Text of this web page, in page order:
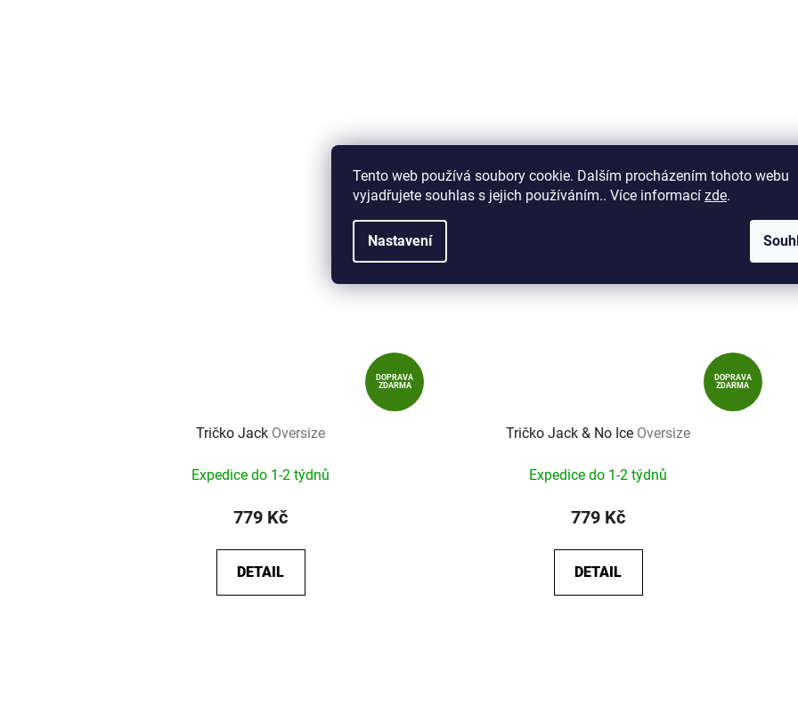
Tento web používá soubory cookie. Dalším procházením tohoto webu
vyjadřujete souhlas s jejich používáním.. Více informací zde.
Nastavení
DOPRAVA
ZDARMA
Tričko Jack Oversize
Expedice do 1-2 týdnů
779 Kč
DETAIL
DOPRAVA
ZDARMA
Tričko Jack & No Ice Oversize
Expedice do 1-2 týdnů
779 Kč
DETAIL